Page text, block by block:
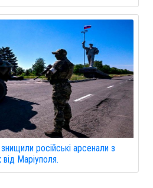
російські арсенали з
Маріуполя.